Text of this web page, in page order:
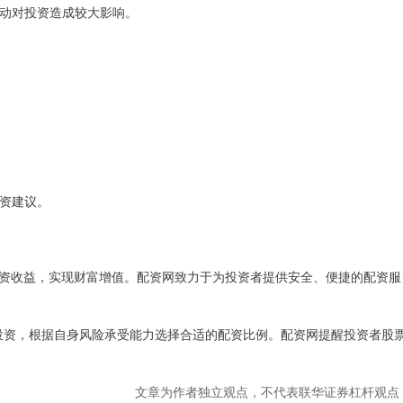
对投资造成较大影响。
建议。
益，实现财富增值。配资网致力于为投资者提供安全、便捷的配资服
，根据自身风险承受能力选择合适的配资比例。配资网提醒投资者股
文章为作者独立观点，不代表联华证券杠杆观点